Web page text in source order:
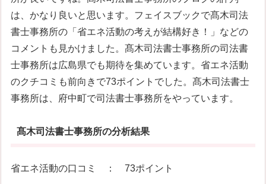
は、かなり良いと思います。フェイスブックで髙木司法
書士事務所の「省エネ活動の考えが結構好き！」などの
コメントも見かけました。髙木司法書士事務所の司法書
士事務所は広島県でも期待を集めています。省エネ活動
のクチコミも前向きで73ポイントでした。髙木司法書士
事務所は、府中町で司法書士事務所をやっています。
髙木司法書士事務所の分析結果
省エネ活動の口コミ ： 73ポイント